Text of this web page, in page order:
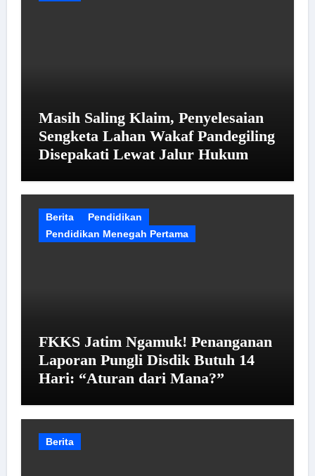
Masih Saling Klaim, Penyelesaian
Sengketa Lahan Wakaf Pandegiling
Disepakati Lewat Jalur Hukum
Berita
Pendidikan
Pendidikan Menegah Pertama
FKKS Jatim Ngamuk! Penanganan
Laporan Pungli Disdik Butuh 14
Hari: “Aturan dari Mana?”
Berita